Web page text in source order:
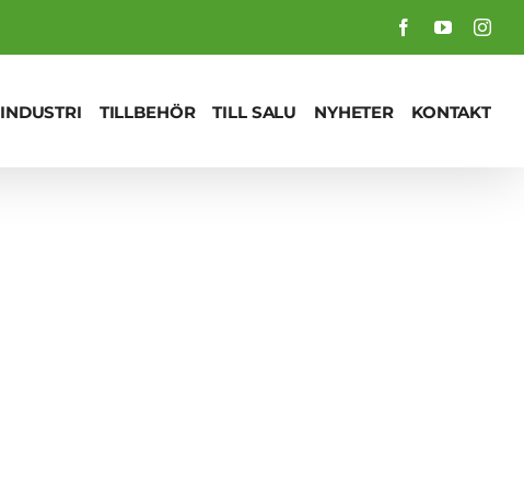
FacebookYouTube
INDUSTRI TILLBEHÖR TILL SALU NYHETER KONTAKT